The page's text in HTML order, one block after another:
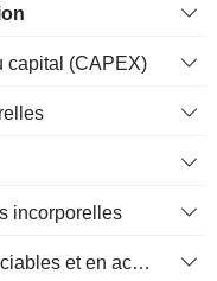
capital (CAPEX)
incorporelles
Investissements en titres négociables et en actions, total